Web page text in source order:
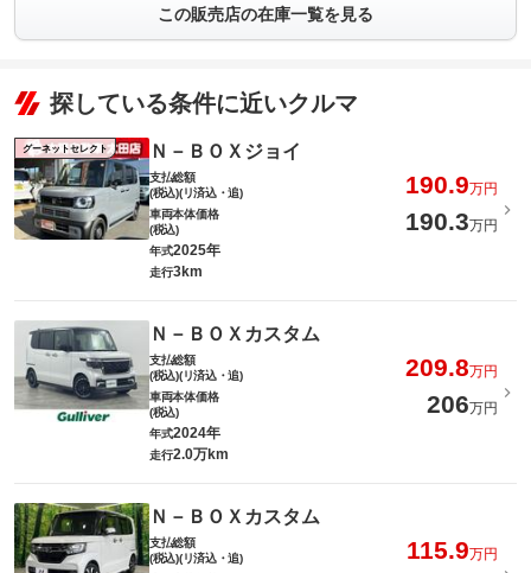
この販売店の在庫一覧を見る
探している条件に近いクルマ
グーネットセレクト Ｎ－ＢＯＸジョイ
支払総額
(税込)(リ済込・追)
190.9万円
車両本体価格
(税込)
190.3万円
年式2025年
走行3km
Ｎ－ＢＯＸカスタム
支払総額
(税込)(リ済込・追)
209.8万円
車両本体価格
(税込)
206万円
年式2024年
走行2.0万km
Ｎ－ＢＯＸカスタム
支払総額
(税込)(リ済込・追)
115.9万円